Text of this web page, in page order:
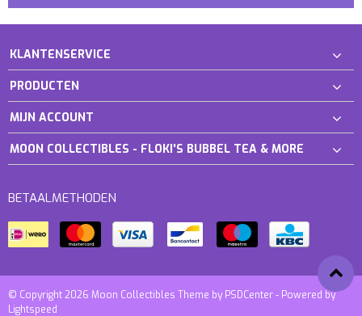
KLANTENSERVICE
PRODUCTEN
MIJN ACCOUNT
MOON COLLECTIBLES - FLOKI'S BUBBEL TEA & MORE
BETAALMETHODEN
© Copyright 2026 Moon Collectibles Theme by PSDCenter- Powered by
Lightspeed